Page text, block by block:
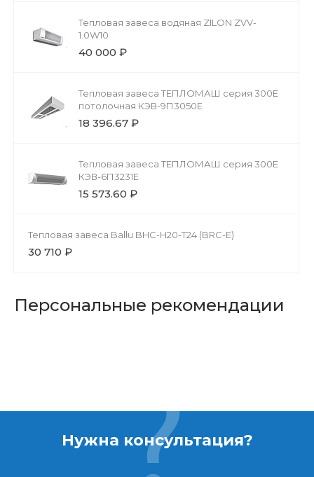
Тепловая завеса водяная ZILON ZVV-
1.0W10
40 000 ₽
Тепловая завеса ТЕПЛОМАШ серия 300Е
потолочная КЭВ-9П3050Е
18 396.67 ₽
Тепловая завеса ТЕПЛОМАШ серия 300Е
КЭВ-6П3231E
15 573.60 ₽
Тепловая завеса Ballu BHC-H20-T24 (BRC-E)
30 710 ₽
Персональные рекомендации
Нужна консультация?